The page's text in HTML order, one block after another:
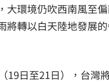
大環境仍吹西南風至
將轉以白天陸地發展
19日至21日），台灣